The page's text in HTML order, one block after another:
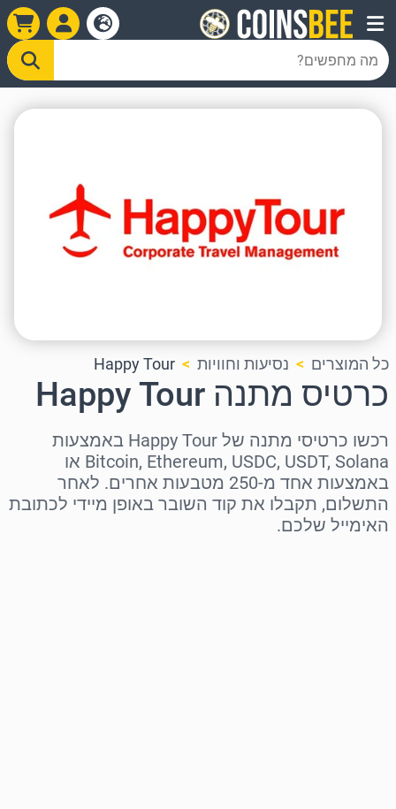
כל המוצרים נסיעות וחוויות Happy Tour
כרטיס מתנה Happy Tour
רכשו כרטיסי מתנה של Happy Tour באמצעות
Bitcoin, Ethereum, USDC, USDT, Solana או
באמצעות אחד מ-250 מטבעות אחרים. לאחר
התשלום, תקבלו את קוד השובר באופן מיידי לכתובת
האימייל שלכם.